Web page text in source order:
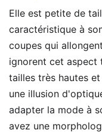
Elle est petite de
caractéristique à
coupes qui
ignorent cet aspect
tailles très hautes
une illusion
adapter la mode à
avez une